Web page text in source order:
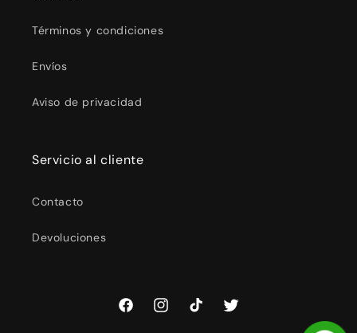
Términos y condiciones
Envíos
Aviso de privacidad
Servicio al cliente
Contacto
Devoluciones
FacebookInstagramTikTok Twitter